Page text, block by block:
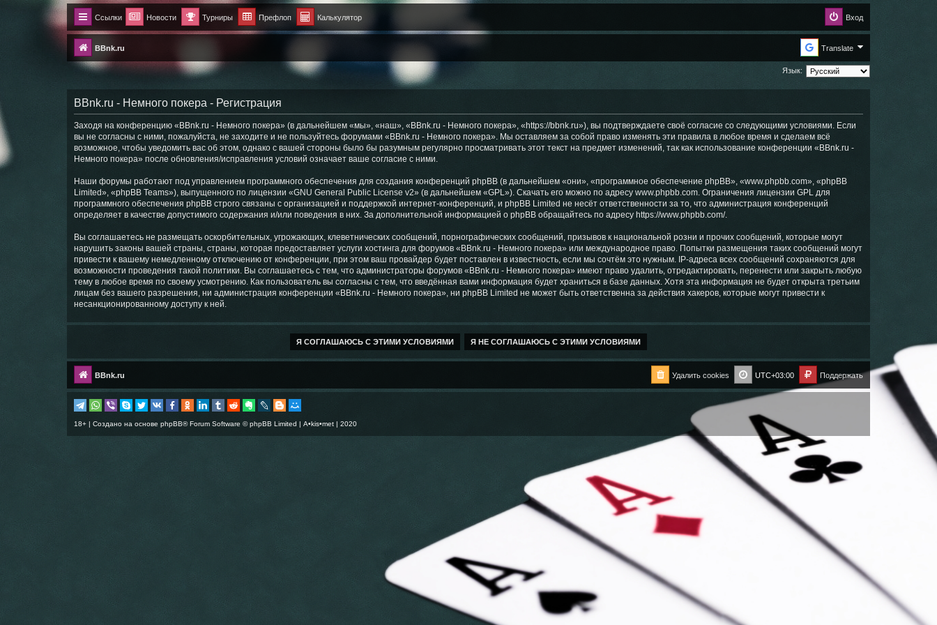
Ссылки Новости Турниры Префлоп Калькулятор Вход
BBnk.ru Translate
Язык:
BBnk.ru - Немного покера - Регистрация
Заходя на конференцию «BBnk.ru - Немного покера» (в дальнейшем «мы», «наш», «BBnk.ru - Немного покера», «https://bbnk.ru»), вы подтверждаете своё согласие со следующими условиями. Если
вы не согласны с ними, пожалуйста, не заходите и не пользуйтесь форумами «BBnk.ru - Немного покера». Мы оставляем за собой право изменять эти правила в любое время и сделаем всё
возможное, чтобы уведомить вас об этом, однако с вашей стороны было бы разумным регулярно просматривать этот текст на предмет изменений, так как использование конференции «BBnk.ru -
Немного покера» после обновления/исправления условий означает ваше согласие с ними.
Наши форумы работают под управлением программного обеспечения для создания конференций phpBB (в дальнейшем «они», «программное обеспечение phpBB», «www.phpbb.com», «phpBB
Limited», «phpBB Teams»), выпущенного по лицензии «GNU General Public License v2» (в дальнейшем «GPL»). Скачать его можно по адресу www.phpbb.com . Ограничения лицензии GPL для
программного обеспечения phpBB строго связаны с организацией и поддержкой интернет-конференций, и phpBB Limited не несёт ответственности за то, что администрация конференций
определяет в качестве допустимого содержания и/или поведения в них. За дополнительной информацией о phpBB обращайтесь по адресу https://www.phpbb.com/.
Вы соглашаетесь не размещать оскорбительных, угрожающих, клеветнических сообщений, порнографических сообщений, призывов к национальной розни и прочих сообщений, которые могут
нарушить законы вашей страны, страны, которая предоставляет услуги хостинга для форумов «BBnk.ru - Немного покера» или международное право. Попытки размещения таких сообщений могут
привести к вашему немедленному отключению от конференции, при этом ваш провайдер будет поставлен в известность, если мы сочтём это нужным. IP-адреса всех сообщений сохраняются для
возможности проведения такой политики. Вы соглашаетесь с тем, что администраторы форумов «BBnk.ru - Немного покера» имеют право удалить, отредактировать, перенести или закрыть любую
тему в любое время по своему усмотрению. Как пользователь вы согласны с тем, что введённая вами информация будет храниться в базе данных. Хотя эта информация не будет открыта третьим
лицам без вашего разрешения, ни администрация конференции «BBnk.ru - Немного покера», ни phpBB Limited не может быть ответственна за действия хакеров, которые могут привести к
несанкционированному доступу к ней.
BBnk.ru Поддержать
UTC+03:00
Удалить cookies
18+ | Создано на основе phpBB® Forum Software © phpBB Limited | A•kis•met | 2020